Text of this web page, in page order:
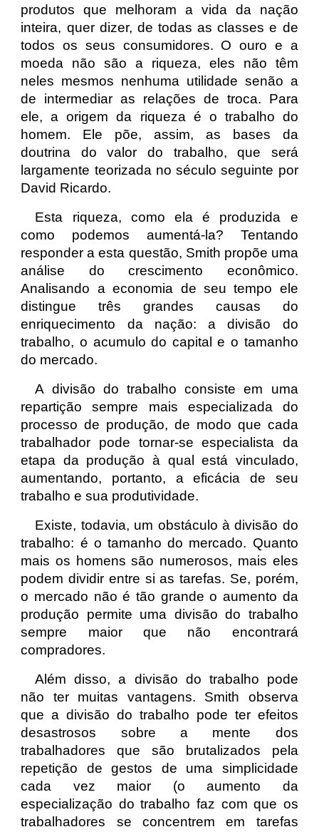
produtos que melhoram a vida da nação
inteira, quer dizer, de todas as classes e de
todos os seus consumidores. O ouro e a
moeda não são a riqueza, eles não têm
neles mesmos nenhuma utilidade senão a
de intermediar as relações de troca. Para
ele, a origem da riqueza é o trabalho do
homem. Ele põe, assim, as bases da
doutrina do valor do trabalho, que será
largamente teorizada no século seguinte por
David Ricardo.
Esta riqueza, como ela é produzida e
como podemos aumentá-la? Tentando
responder a esta questão, Smith propõe uma
análise do crescimento econômico.
Analisando a economia de seu tempo ele
distingue três grandes causas do
enriquecimento da nação: a divisão do
trabalho, o acumulo do capital e o tamanho
do mercado.
A divisão do trabalho consiste em uma
repartição sempre mais especializada do
processo de produção, de modo que cada
trabalhador pode tornar-se especialista da
etapa da produção à qual está vinculado,
aumentando, portanto, a eficácia de seu
trabalho e sua produtividade.
Existe, todavia, um obstáculo à divisão do
trabalho: é o tamanho do mercado. Quanto
mais os homens são numerosos, mais eles
podem dividir entre si as tarefas. Se, porém,
o mercado não é tão grande o aumento da
produção permite uma divisão do trabalho
sempre maior que não encontrará
compradores.
Além disso, a divisão do trabalho pode
não ter muitas vantagens. Smith observa
que a divisão do trabalho pode ter efeitos
desastrosos sobre a mente dos
trabalhadores que são brutalizados pela
repetição de gestos de uma simplicidade
cada vez maior (o aumento da
especialização do trabalho faz com que os
trabalhadores se concentrem em tarefas